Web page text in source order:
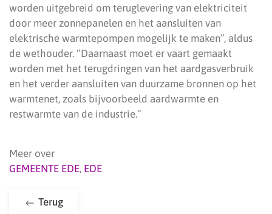
worden uitgebreid om teruglevering van elektriciteit
door meer zonnepanelen en het aansluiten van
elektrische warmtepompen mogelijk te maken”, aldus
de wethouder. “Daarnaast moet er vaart gemaakt
worden met het terugdringen van het aardgasverbruik
en het verder aansluiten van duurzame bronnen op het
warmtenet, zoals bijvoorbeeld aardwarmte en
restwarmte van de industrie.”
Meer over
GEMEENTE EDE, EDE
Terug